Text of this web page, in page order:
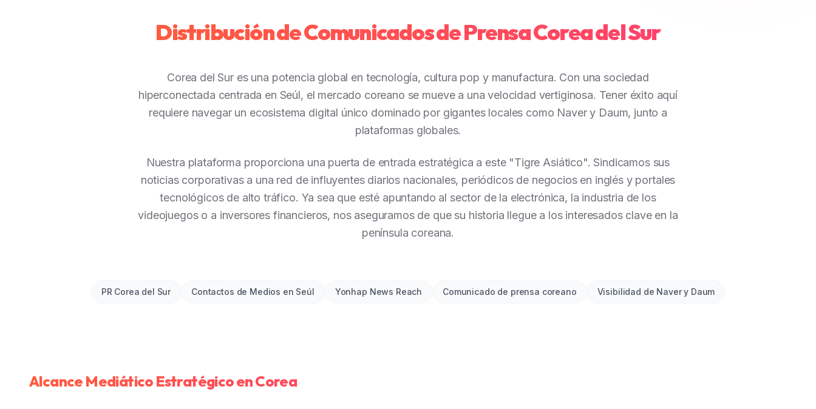
Distribución de Comunicados de Prensa Corea del Sur
Corea del Sur es una potencia global en tecnología, cultura pop y manufactura. Con una sociedad
hiperconectada centrada en Seúl, el mercado coreano se mueve a una velocidad vertiginosa. Tener éxito aquí
requiere navegar un ecosistema digital único dominado por gigantes locales como Naver y Daum, junto a
plataformas globales.
Nuestra plataforma proporciona una puerta de entrada estratégica a este "Tigre Asiático". Sindicamos sus
noticias corporativas a una red de influyentes diarios nacionales, periódicos de negocios en inglés y portales
tecnológicos de alto tráfico. Ya sea que esté apuntando al sector de la electrónica, la industria de los
videojuegos o a inversores financieros, nos aseguramos de que su historia llegue a los interesados clave en la
península coreana.
PR Corea del Sur Contactos de Medios en Seúl Yonhap News Reach Comunicado de prensa coreano Visibilidad de Naver y Daum
Alcance Mediático Estratégico en Corea